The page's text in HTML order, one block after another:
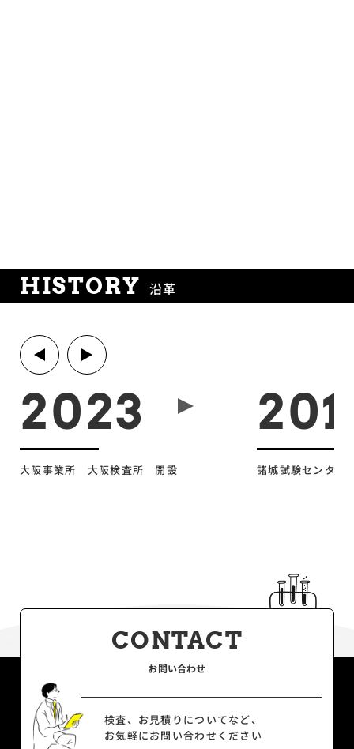
HISTORY 沿革
2023
大阪事業所 大阪検査所 開設 諸城試験センタ
CONTACT
お問い合わせ
検査、お見積りについてなど、
お気軽にお問い合わせください